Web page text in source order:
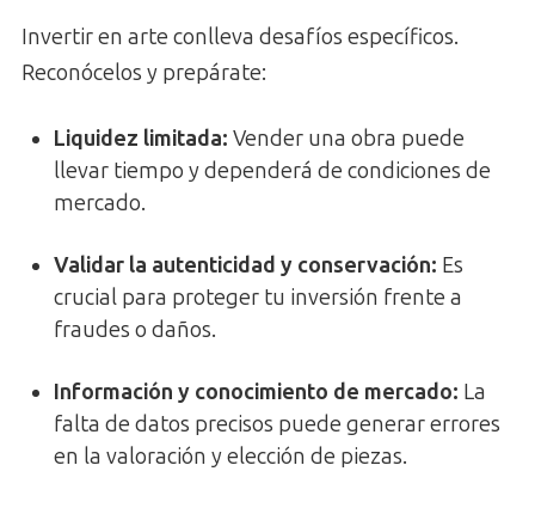
Invertir en arte conlleva desafíos específicos.
Reconócelos y prepárate:
Liquidez limitada: Vender una obra puede
llevar tiempo y dependerá de condiciones de
mercado.
Validar la autenticidad y conservación: Es
crucial para proteger tu inversión frente a
fraudes o daños.
Información y conocimiento de mercado: La
falta de datos precisos puede generar errores
en la valoración y elección de piezas.